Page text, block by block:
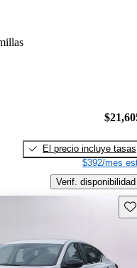
El precio incluye tasas
$392/mes
Verif. disponibilidad